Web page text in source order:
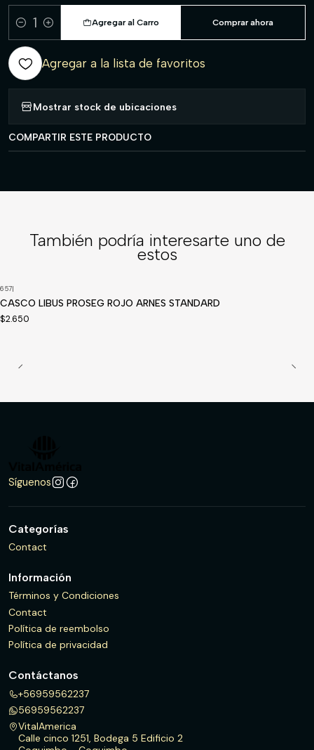
Cantidad
Agregar al Carro Comprar ahora
Agregar a la lista de favoritos
Mostrar stock de ubicaciones
COMPARTIR ESTE PRODUCTO
También podría interesarte uno de
estos
657|
CASCO LIBUS PROSEG ROJO ARNES STANDARD
$2.650
Síguenos
Categorías
Contact
Información
Términos y Condiciones
Contact
Política de reembolso
Política de privacidad
Contáctanos
+56959562237
56959562237
VitalAmerica
Calle cinco 1251, Bodega 5 Edificio 2